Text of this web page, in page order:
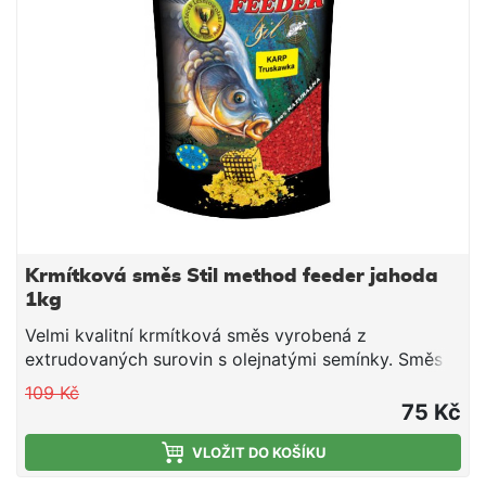
Krmítková směs Stil method feeder jahoda
1kg
Velmi kvalitní krmítková směs vyrobená z
extrudovaných surovin s olejnatými semínky. Směs
je vhodná pro použití v průběhu celé sezony. Jedná
se o směs tepelně upravených obilovin a olejnatin,
doplněnou o živočišné moučky a atraktivní aroma.
Směs je ideální pro použití do krmítek, ale i do
109 Kč
75 Kč
VLOŽIT DO KOŠÍKU